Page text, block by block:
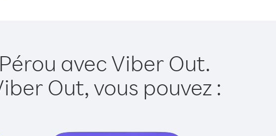
avec Viber Out.
Out, vous pouvez :